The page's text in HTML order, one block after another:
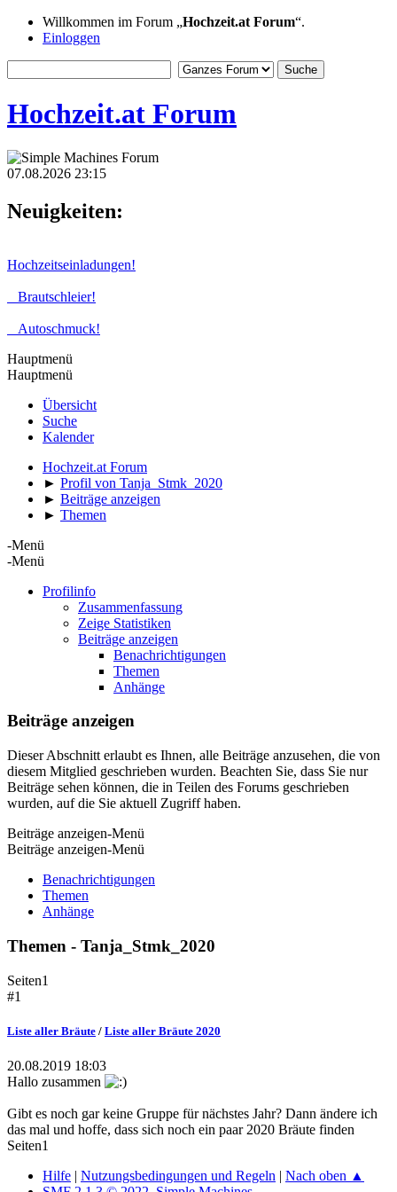
Willkommen im Forum „Hochzeit.at Forum“.
Einloggen
Hochzeit.at Forum
07.08.2026 23:15
Neuigkeiten:
Hochzeitseinladungen!
Brautschleier!
Autoschmuck!
Hauptmenü
Hauptmenü
Übersicht
Suche
Kalender
Hochzeit.at Forum
► Profil von Tanja_Stmk_2020
► Beiträge anzeigen
► Themen
-Menü
-Menü
Profilinfo
Zusammenfassung
Zeige Statistiken
Beiträge anzeigen
Benachrichtigungen
Themen
Anhänge
Beiträge anzeigen
Dieser Abschnitt erlaubt es Ihnen, alle Beiträge anzusehen, die von
diesem Mitglied geschrieben wurden. Beachten Sie, dass Sie nur
Beiträge sehen können, die in Teilen des Forums geschrieben
wurden, auf die Sie aktuell Zugriff haben.
Beiträge anzeigen-Menü
Beiträge anzeigen-Menü
Benachrichtigungen
Themen
Anhänge
Themen - Tanja_Stmk_2020
Seiten1
#1
Liste aller Bräute / Liste aller Bräute 2020
20.08.2019 18:03
Hallo zusammen
Gibt es noch gar keine Gruppe für nächstes Jahr? Dann ändere ich
das mal und hoffe, dass sich noch ein paar 2020 Bräute finden
Seiten1
Hilfe | Nutzungsbedingungen und Regeln | Nach oben ▲